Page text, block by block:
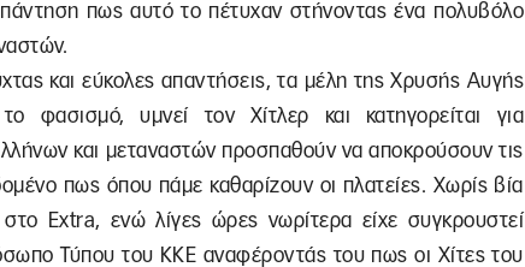
πως αυτό το πέτυχαν στήνοντας ένα πολυβόλο
και εύκολες απαντήσεις, τα μέλη της Χρυσής Αυγής
φασισμό, υμνεί τον Χίτλερ και κατηγορείται για
και μεταναστών προσπαθούν να αποκρούσουν τις
πως όπου πάμε καθαρίζουν οι πλατείες. Χωρίς βία
Extra, ενώ λίγες ώρες νωρίτερα είχε συγκρουστεί
Τύπου του ΚΚΕ αναφέροντάς του πως οι Χίτες του